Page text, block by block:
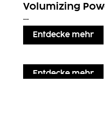
Volumizing
...
Entdecke mehr
Entdecke mehr